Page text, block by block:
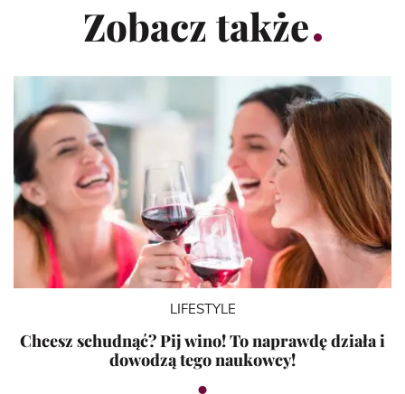
Zobacz także
LIFESTYLE
Chcesz schudnąć? Pij wino! To naprawdę działa i
dowodzą tego naukowcy!